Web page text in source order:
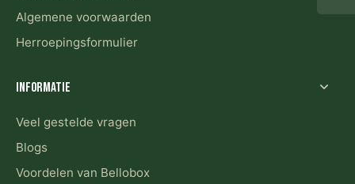
Algemene voorwaarden
Herroepingsformulier
Informatie
Veel gestelde vragen
Blogs
Voordelen van Bellobox